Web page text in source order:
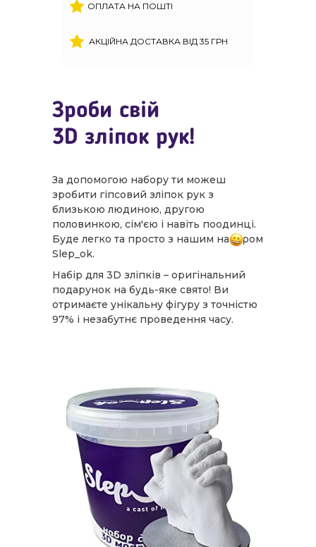
ОПЛАТА НА ПОШТІ
АКЦІЙНА ДОСТАВКА ВІД 35 ГРН
Зроби свій
3D зліпок рук!
За допомогою набору ти можеш
зробити гіпсовий зліпок рук з
близькою людиною, другою
половинкою, сім'єю і навіть поодинці.
Буде легко та просто з нашим набором
Slep_ok.
Набір для 3D зліпків – оригінальний
подарунок на будь-яке свято! Ви
отримаєте унікальну фігуру з точністю
97% і незабутнє проведення часу.